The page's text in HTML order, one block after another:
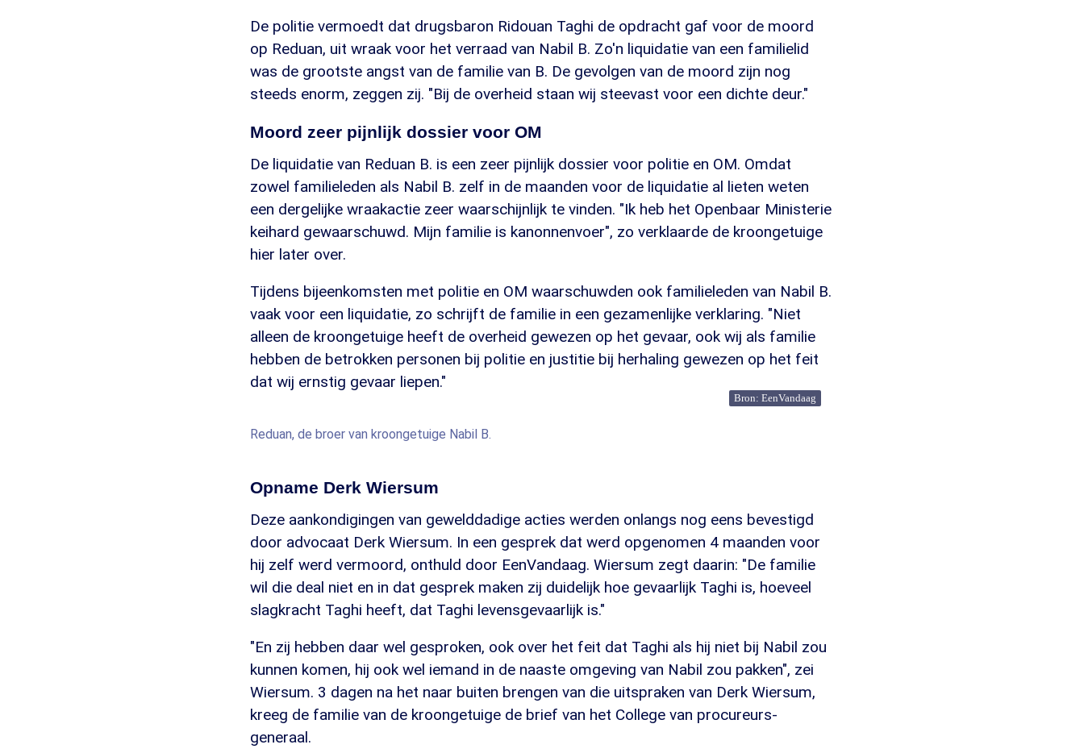
De politie vermoedt dat drugsbaron Ridouan Taghi de opdracht gaf voor de moord
op Reduan, uit wraak voor het verraad van Nabil B. Zo'n liquidatie van een familielid
was de grootste angst van de familie van B. De gevolgen van de moord zijn nog
steeds enorm, zeggen zij. "Bij de overheid staan wij steevast voor een dichte deur."
Moord zeer pijnlijk dossier voor OM
De liquidatie van Reduan B. is een zeer pijnlijk dossier voor politie en OM. Omdat
zowel familieleden als Nabil B. zelf in de maanden voor de liquidatie al lieten weten
een dergelijke wraakactie zeer waarschijnlijk te vinden. "Ik heb het Openbaar Ministerie
keihard gewaarschuwd. Mijn familie is kanonnenvoer", zo verklaarde de kroongetuige
hier later over.
Tijdens bijeenkomsten met politie en OM waarschuwden ook familieleden van Nabil B.
vaak voor een liquidatie, zo schrijft de familie in een gezamenlijke verklaring. "Niet
alleen de kroongetuige heeft de overheid gewezen op het gevaar, ook wij als familie
hebben de betrokken personen bij politie en justitie bij herhaling gewezen op het feit
dat wij ernstig gevaar liepen."
Bron: EenVandaag
Reduan, de broer van kroongetuige Nabil B.
Opname Derk Wiersum
Deze aankondigingen van gewelddadige acties werden onlangs nog eens bevestigd
door advocaat Derk Wiersum. In een gesprek dat werd opgenomen 4 maanden voor
hij zelf werd vermoord, onthuld door EenVandaag. Wiersum zegt daarin: "De familie
wil die deal niet en in dat gesprek maken zij duidelijk hoe gevaarlijk Taghi is, hoeveel
slagkracht Taghi heeft, dat Taghi levensgevaarlijk is."
"En zij hebben daar wel gesproken, ook over het feit dat Taghi als hij niet bij Nabil zou
kunnen komen, hij ook wel iemand in de naaste omgeving van Nabil zou pakken", zei
Wiersum. 3 dagen na het naar buiten brengen van die uitspraken van Derk Wiersum,
kreeg de familie van de kroongetuige de brief van het College van procureurs-
generaal.